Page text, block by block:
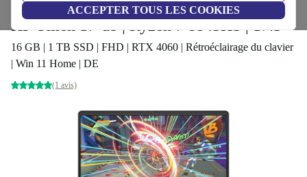
ACCEPTER TOUS LES COOKIES
HP Omen 17-db | Ryzen 7 8845HS | 17.3"
16 GB | 1 TB SSD | FHD | RTX 4060 | Rétroéclairage du clavier
| Win 11 Home | DE
(1 avis)